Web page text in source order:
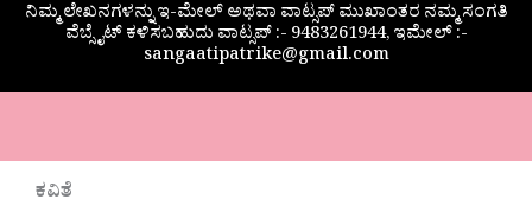
ನಿಮ್ಮ ಲೇಖನಗಳನ್ನು ಇ-ಮೇಲ್ ಅಥವಾ ವಾಟ್ಸಪ್ ಮುಖಾಂತರ ನಮ್ಮ ಸಂಗತಿ
ವೆಬ್ಸೈಟ್ ಕಳಿಸಬಹುದು ವಾಟ್ಸಪ್‌ :- 9483261944, ಇಮೇಲ್ :-
sangaatipatrike@gmail.com
ಕವಿತೆ